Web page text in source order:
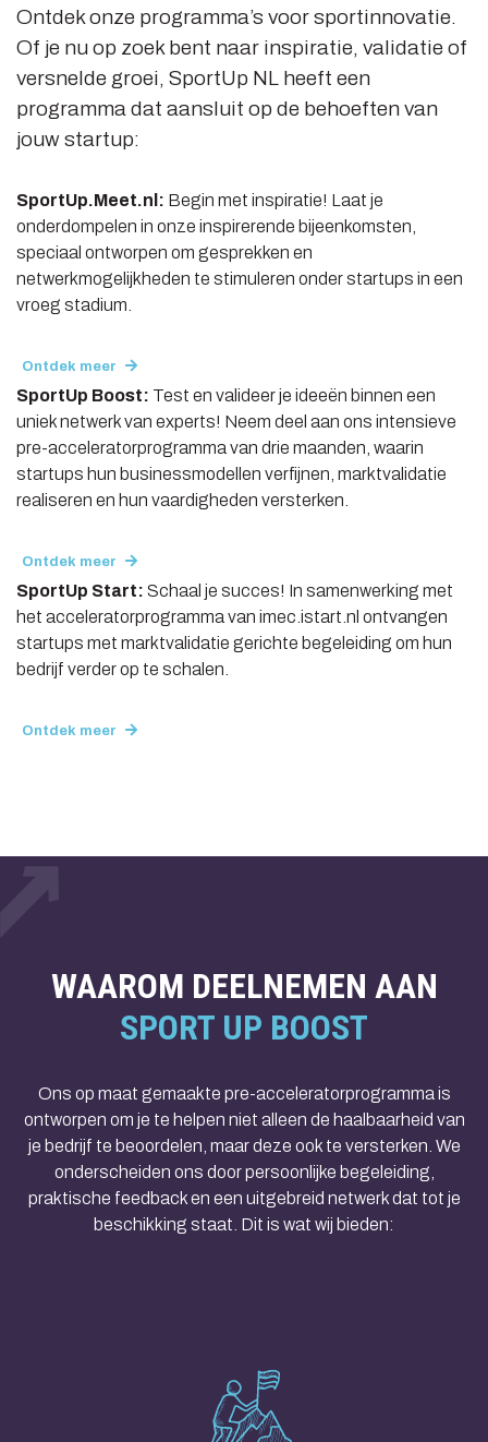
Ontdek onze programma’s voor sportinnovatie.
Of je nu op zoek bent naar inspiratie, validatie of
versnelde groei, SportUp NL heeft een
programma dat aansluit op de behoeften van
jouw startup:
SportUp.Meet.nl: Begin met inspiratie! Laat je
onderdompelen in onze inspirerende bijeenkomsten,
speciaal ontworpen om gesprekken en
netwerkmogelijkheden te stimuleren onder startups in een
vroeg stadium.
Ontdek meer
SportUp Boost: Test en valideer je ideeën binnen een
uniek netwerk van experts! Neem deel aan ons intensieve
pre-acceleratorprogramma van drie maanden, waarin
startups hun businessmodellen verfijnen, marktvalidatie
realiseren en hun vaardigheden versterken.
Ontdek meer
SportUp Start: Schaal je succes! In samenwerking met
het acceleratorprogramma van imec.istart.nl ontvangen
startups met marktvalidatie gerichte begeleiding om hun
bedrijf verder op te schalen.
Ontdek meer
WAAROM DEELNEMEN AAN
SPORT UP BOOST
Ons op maat gemaakte pre-acceleratorprogramma is
ontworpen om je te helpen niet alleen de haalbaarheid van
je bedrijf te beoordelen, maar deze ook te versterken. We
onderscheiden ons door persoonlijke begeleiding,
praktische feedback en een uitgebreid netwerk dat tot je
beschikking staat. Dit is wat wij bieden: